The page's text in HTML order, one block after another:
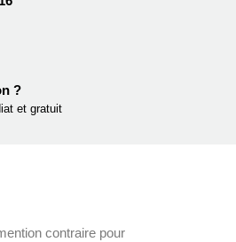
?
et gratuit
contraire pour